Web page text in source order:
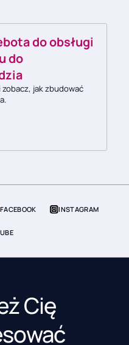
do obsługi
do
jak zbudować
FACEBOOK INSTAGRAM
Cię